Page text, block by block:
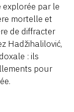
par le
mortelle et
de diffracter
Hadžihalilović,
: ils
pour